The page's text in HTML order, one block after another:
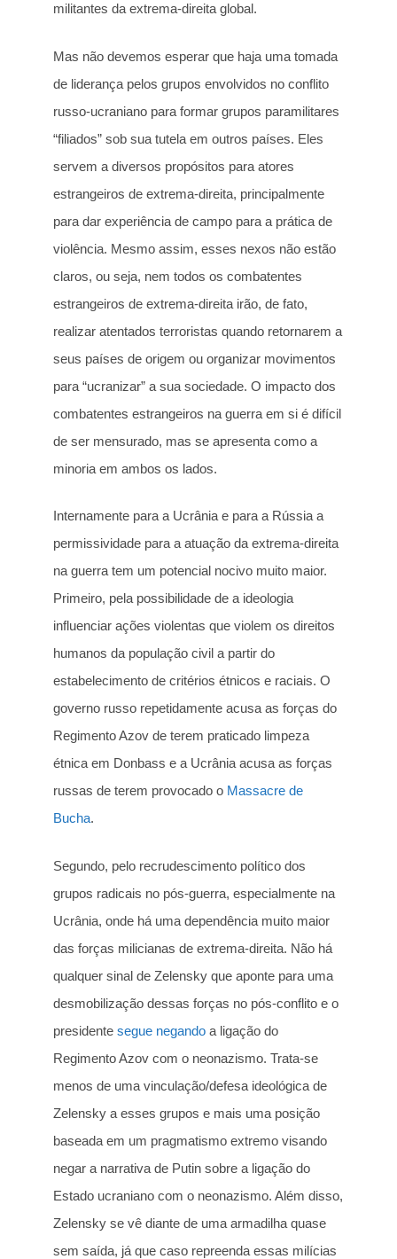
militantes da extrema-direita global.
Mas não devemos esperar que haja uma tomada
de liderança pelos grupos envolvidos no conflito
russo-ucraniano para formar grupos paramilitares
“filiados” sob sua tutela em outros países. Eles
servem a diversos propósitos para atores
estrangeiros de extrema-direita, principalmente
para dar experiência de campo para a prática de
violência. Mesmo assim, esses nexos não estão
claros, ou seja, nem todos os combatentes
estrangeiros de extrema-direita irão, de fato,
realizar atentados terroristas quando retornarem a
seus países de origem ou organizar movimentos
para “ucranizar” a sua sociedade. O impacto dos
combatentes estrangeiros na guerra em si é difícil
de ser mensurado, mas se apresenta como a
minoria em ambos os lados.
Internamente para a Ucrânia e para a Rússia a
permissividade para a atuação da extrema-direita
na guerra tem um potencial nocivo muito maior.
Primeiro, pela possibilidade de a ideologia
influenciar ações violentas que violem os direitos
humanos da população civil a partir do
estabelecimento de critérios étnicos e raciais. O
governo russo repetidamente acusa as forças do
Regimento Azov de terem praticado limpeza
étnica em Donbass e a Ucrânia acusa as forças
russas de terem provocado o Massacre de
Bucha.
Segundo, pelo recrudescimento político dos
grupos radicais no pós-guerra, especialmente na
Ucrânia, onde há uma dependência muito maior
das forças milicianas de extrema-direita. Não há
qualquer sinal de Zelensky que aponte para uma
desmobilização dessas forças no pós-conflito e o
presidente segue negando a ligação do
Regimento Azov com o neonazismo. Trata-se
menos de uma vinculação/defesa ideológica de
Zelensky a esses grupos e mais uma posição
baseada em um pragmatismo extremo visando
negar a narrativa de Putin sobre a ligação do
Estado ucraniano com o neonazismo. Além disso,
Zelensky se vê diante de uma armadilha quase
sem saída, já que caso repreenda essas milícias